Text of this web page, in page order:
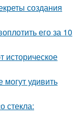
создания
его за 10
историческое
удивить
стекла: